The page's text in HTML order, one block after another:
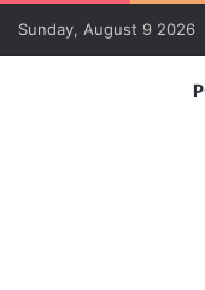
Sunday, August 9 2026